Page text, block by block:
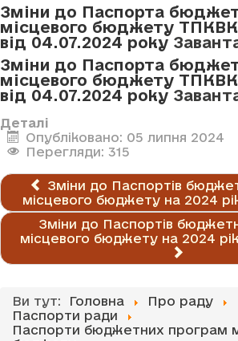
Зміни до Паспорта
місцевого бюджету
від 04.07.2024 року
Зміни до Паспорта
місцевого бюджету
від 04.07.2024 року
Деталі
Опубліковано: 05 липня 2024
Перегляди: 315
Зміни до Паспортів
місцевого бюджету на 2024
Зміни до Паспортів
місцевого бюджету на 2024
Ви тут: Головна
Про раду
Паспорти ради
Паспорти бюджетних програм